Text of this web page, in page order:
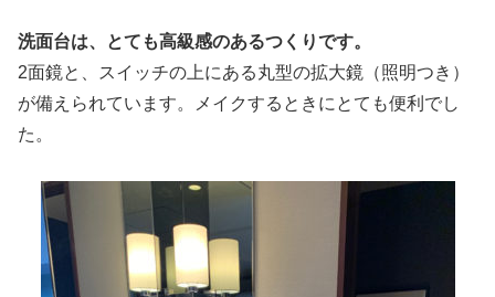
洗面台は、とても高級感のあるつくりです。
2面鏡と、スイッチの上にある丸型の拡大鏡（照明つき）
が備えられています。メイクするときにとても便利でし
た。